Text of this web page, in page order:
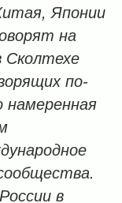
Японии
на
Сколтехе
по-
намеренная
в